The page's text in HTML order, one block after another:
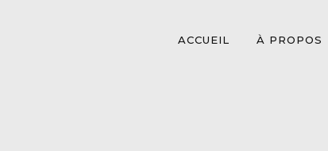
ACCUEIL À PROPOS